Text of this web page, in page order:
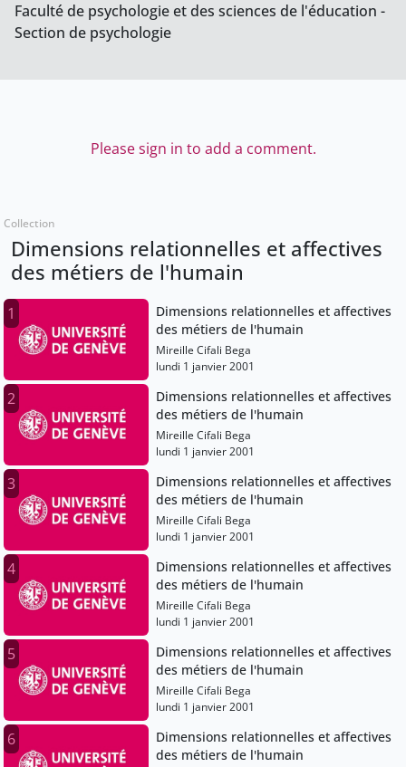
Faculté de psychologie et des sciences de l'éducation -
Section de psychologie
Please sign in to add a comment.
Collection
Dimensions relationnelles et affectives
des métiers de l'humain
1
Dimensions relationnelles et affectives
des métiers de l'humain
Mireille Cifali Bega
lundi 1 janvier 2001
2
Dimensions relationnelles et affectives
des métiers de l'humain
Mireille Cifali Bega
lundi 1 janvier 2001
3
Dimensions relationnelles et affectives
des métiers de l'humain
Mireille Cifali Bega
lundi 1 janvier 2001
4
Dimensions relationnelles et affectives
des métiers de l'humain
Mireille Cifali Bega
lundi 1 janvier 2001
5
Dimensions relationnelles et affectives
des métiers de l'humain
Mireille Cifali Bega
lundi 1 janvier 2001
6
Dimensions relationnelles et affectives
des métiers de l'humain